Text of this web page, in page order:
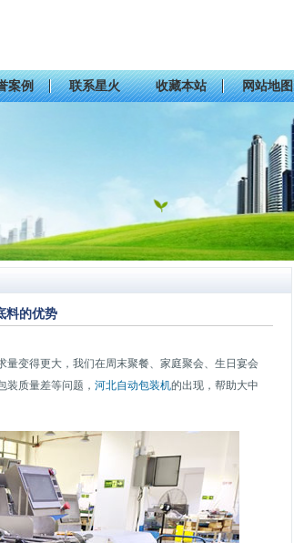
案例 联系星火 收藏本站 网站地图
料的优势
变得更大，我们在周末聚餐、家庭聚会、生日宴会
质量差等问题， 河北自动包装机的出现，帮助大中